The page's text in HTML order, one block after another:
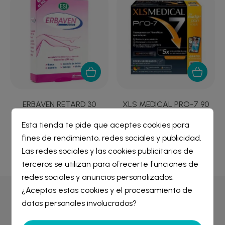
ERBAVEN RETARD 30
19,75 €
XLS MEDICAL PRO-7 90
89,97 €
Por qué comprar enFarmacia Liceo
Crear lista de deseos
Nombre de la lista de deseos
Iniciar sesión
Debe iniciar sesión para guardar productos en su lista de
deseos.
Esta tienda te pide que aceptes cookies para
fines de rendimiento, redes sociales y publicidad.
Las redes sociales y las cookies publicitarias de
terceros se utilizan para ofrecerte funciones de
redes sociales y anuncios personalizados.
¿Aceptas estas cookies y el procesamiento de
datos personales involucrados?